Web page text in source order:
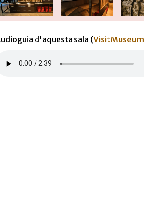
d'aquesta sala (VisitMuseum